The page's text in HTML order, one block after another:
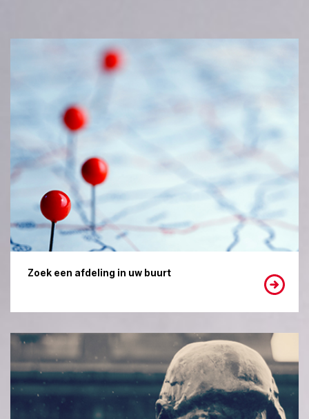
Zoek een afdeling in uw buurt